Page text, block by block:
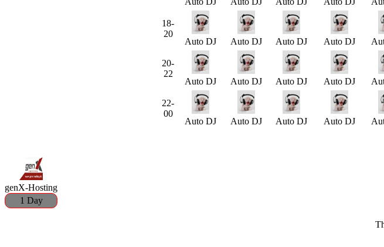
18-
20
Auto DJ Auto DJ Auto DJ Auto DJ
20-
22
Auto DJ Auto DJ Auto DJ Auto DJ
22-
00
Auto DJ Auto DJ Auto DJ Auto DJ
genX-Hosting
1 Day